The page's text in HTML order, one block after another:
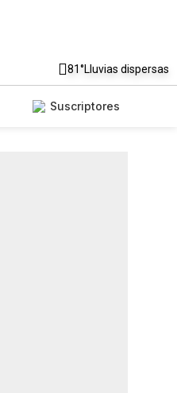
81°Lluvias dispersas
Suscriptores